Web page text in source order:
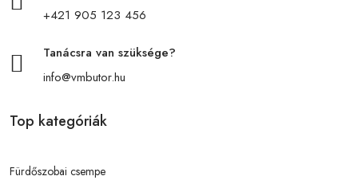
+421 905 123 456
Tanácsra van szüksége?
info@vmbutor.hu
Top kategóriák
Fürdőszobai csempe